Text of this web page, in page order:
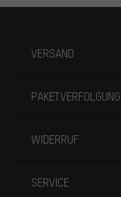
VERSAND
PAKETVERFOLGUNG
WIDERRUF
SERVICE